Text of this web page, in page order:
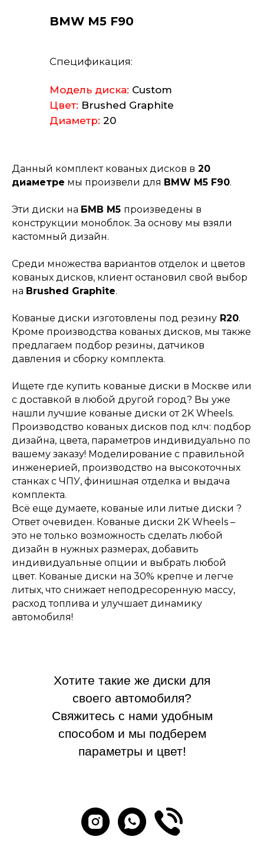
Спецификация:
Модель диска: Custom
Цвет: Brushed Graphite
Диаметр: 20
BMW M5 F90
Данный комплект кованых дисков в 20
диаметре мы произвели для BMW M5 F90.
Эти диски на БМВ М5 произведены в
конструкции моноблок. За основу мы взяли
кастомный дизайн.
Среди множества вариантов отделок и цветов
кованых дисков, клиент остановил свой выбор
на Brushed Graphite.
Кованые диски изготовлены под резину R20.
Кроме производства кованых дисков, мы также
предлагаем подбор резины, датчиков
давления и сборку комплекта.
Ищете где купить кованые диски в Москве или
с доставкой в любой другой город? Вы уже
нашли лучшие кованые диски от 2K Wheels.
Производство кованых дисков под клч: подбор
дизайна, цвета, параметров индивидуально по
вашему заказу! Моделирование с правильной
инженерией, производство на высокоточных
станках с ЧПУ, финишная отделка и выдача
комплекта.
Всё еще думаете, кованые или литые диски ?
Ответ очевиден. Кованые диски 2K Wheels –
это не только возможность сделать любой
дизайн в нужных размерах, добавить
индивидуальные опции и выбрать любой
цвет. Кованые диски на 30% крепче и легче
литых, что снижает неподресоренную массу,
расход топлива и улучшает динамику
автомобиля!
Хотите такие же диски для
своего автомобиля?
Свяжитесь с нами удобным
способом и мы подберем
параметры и цвет!